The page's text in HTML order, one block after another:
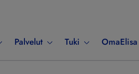
Palvelut Tuki OmaElisa